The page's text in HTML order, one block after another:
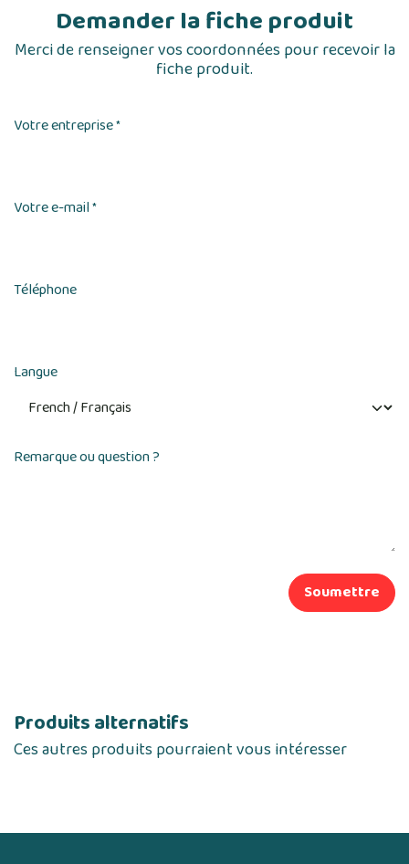
Demander la fiche produit
Merci de renseigner vos coordonnées pour recevoir la
fiche produit.
Votre entreprise*
Votre e-mail*
Téléphone
Langue
Remarque ou question ?
Soumettre
Produits alternatifs
Ces autres produits pourraient vous intéresser